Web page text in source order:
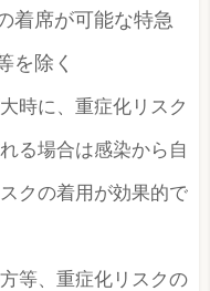
着席が可能な特急
を除く
時に、重症化リスク
る場合は感染から自
クの着用が効果的で
等、重症化リスクの